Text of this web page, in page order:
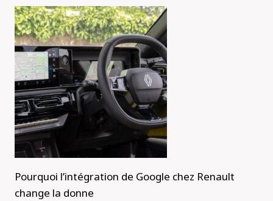
Pourquoi l’intégration de Google chez Renault
change la donne